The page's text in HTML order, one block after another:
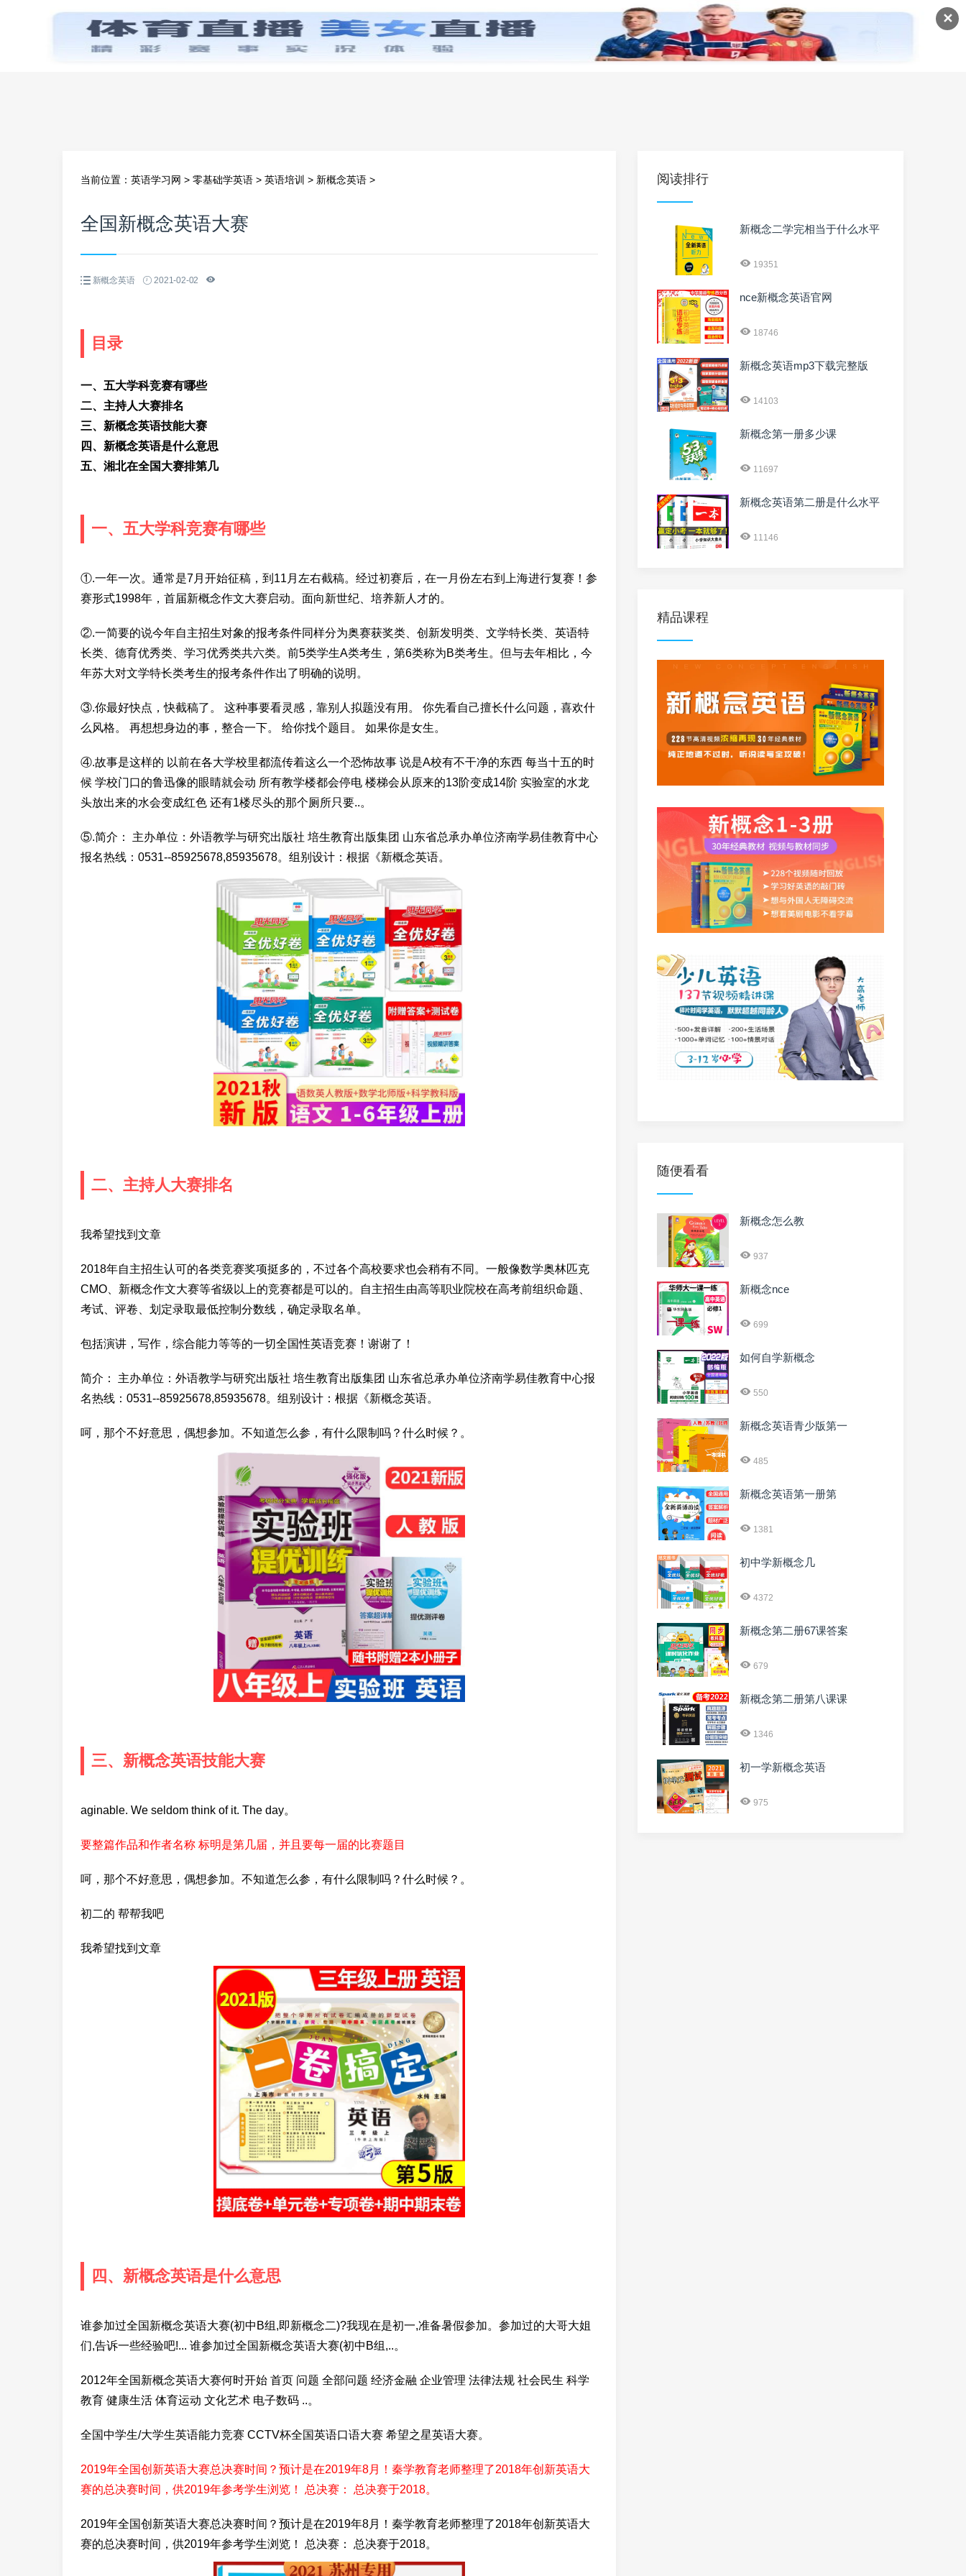
✕
首页 零基础学英语 小学英语 初中英语 高中英语 英语课程 英语资料
当前位置： 英语学习网 > 零基础学英语 > 英语培训 > 新概念英语 >
全国新概念英语大赛
新概念英语 2021-02-02
目录
一、五大学科竞赛有哪些
二、主持人大赛排名
三、新概念英语技能大赛
四、新概念英语是什么意思
五、湘北在全国大赛排第几
一、五大学科竞赛有哪些
①.一年一次。通常是7月开始征稿，到11月左右截稿。经过初赛后，在一月份左右到上海进行复赛！参
赛形式1998年，首届新概念作文大赛启动。面向新世纪、培养新人才的。
②.一简要的说今年自主招生对象的报考条件同样分为奥赛获奖类、创新发明类、文学特长类、英语特
长类、德育优秀类、学习优秀类共六类。前5类学生A类考生，第6类称为B类考生。但与去年相比，今
年苏大对文学特长类考生的报考条件作出了明确的说明。
③.你最好快点，快截稿了。 这种事要看灵感，靠别人拟题没有用。 你先看自己擅长什么问题，喜欢什
么风格。 再想想身边的事，整合一下。 给你找个题目。 如果你是女生。
④.故事是这样的 以前在各大学校里都流传着这么一个恐怖故事 说是A校有不干净的东西 每当十五的时
候 学校门口的鲁迅像的眼睛就会动 所有教学楼都会停电 楼梯会从原来的13阶变成14阶 实验室的水龙
头放出来的水会变成红色 还有1楼尽头的那个厕所只要..。
⑤.简介： 主办单位：外语教学与研究出版社 培生教育出版集团 山东省总承办单位济南学易佳教育中心
报名热线：0531--85925678,85935678。组别设计：根据《新概念英语。
二、主持人大赛排名
我希望找到文章
2018年自主招生认可的各类竞赛奖项挺多的，不过各个高校要求也会稍有不同。一般像数学奥林匹克
CMO、新概念作文大赛等省级以上的竞赛都是可以的。自主招生由高等职业院校在高考前组织命题、
考试、评卷、划定录取最低控制分数线，确定录取名单。
包括演讲，写作，综合能力等等的一切全国性英语竞赛！谢谢了！
简介： 主办单位：外语教学与研究出版社 培生教育出版集团 山东省总承办单位济南学易佳教育中心报
名热线：0531--85925678,85935678。组别设计：根据《新概念英语。
呵，那个不好意思，偶想参加。不知道怎么参，有什么限制吗？什么时候？。
三、新概念英语技能大赛
aginable. We seldom think of it. The day。
要整篇作品和作者名称 标明是第几届，并且要每一届的比赛题目
呵，那个不好意思，偶想参加。不知道怎么参，有什么限制吗？什么时候？。
初二的 帮帮我吧
我希望找到文章
四、新概念英语是什么意思
谁参加过全国新概念英语大赛(初中B组,即新概念二)?我现在是初一,准备暑假参加。参加过的大哥大姐
们,告诉一些经验吧!... 谁参加过全国新概念英语大赛(初中B组,..。
2012年全国新概念英语大赛何时开始 首页 问题 全部问题 经济金融 企业管理 法律法规 社会民生 科学
教育 健康生活 体育运动 文化艺术 电子数码 ..。
全国中学生/大学生英语能力竞赛 CCTV杯全国英语口语大赛 希望之星英语大赛。
2019年全国创新英语大赛总决赛时间？预计是在2019年8月！秦学教育老师整理了2018年创新英语大
赛的总决赛时间，供2019年参考学生浏览！ 总决赛： 总决赛于2018。
2019年全国创新英语大赛总决赛时间？预计是在2019年8月！秦学教育老师整理了2018年创新英语大
赛的总决赛时间，供2019年参考学生浏览！ 总决赛： 总决赛于2018。
阅读排行
新概念二学完相当于什么水平
19351
nce新概念英语官网
18746
新概念英语mp3下载完整版
14103
新概念第一册多少课
11697
新概念英语第二册是什么水平
11146
精品课程
随便看看
新概念怎么教
937
新概念nce
699
如何自学新概念
550
新概念英语青少版第一
485
新概念英语第一册第
1381
初中学新概念几
4372
新概念第二册67课答案
679
新概念第二册第八课课
1346
初一学新概念英语
975